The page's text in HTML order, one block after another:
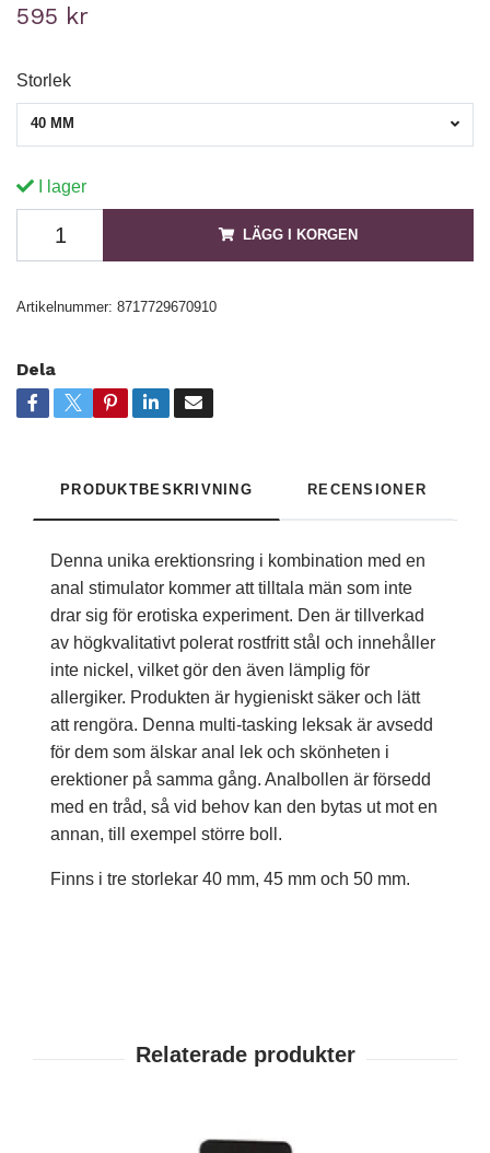
595 kr
Storlek
40 MM
I lager
LÄGG I KORGEN
Artikelnummer: 8717729670910
Dela
PRODUKTBESKRIVNING RECENSIONER
Denna unika erektionsring i kombination med en
anal stimulator kommer att tilltala män som inte
drar sig för erotiska experiment. Den är tillverkad
av högkvalitativt polerat rostfritt stål och innehåller
inte nickel, vilket gör den även lämplig för
allergiker. Produkten är hygieniskt säker och lätt
att rengöra. Denna multi-tasking leksak är avsedd
för dem som älskar anal lek och skönheten i
erektioner på samma gång. Analbollen är försedd
med en tråd, så vid behov kan den bytas ut mot en
annan, till exempel större boll.
Finns i tre storlekar 40 mm, 45 mm och 50 mm.